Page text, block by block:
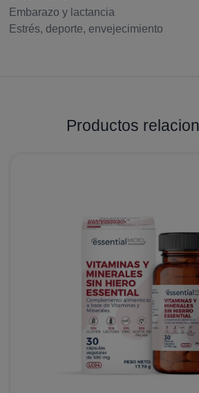
Embarazo y lactancia
Estrés, deporte, envejecimiento
Productos